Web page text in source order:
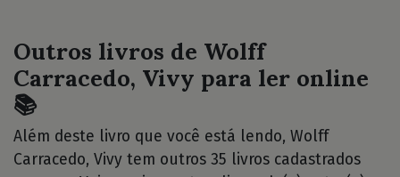
Outros livros de Wolff
Carracedo, Vivy para ler online
📚
Além deste livro que você está lendo, Wolff
Carracedo, Vivy tem outros 35 livros cadastrados